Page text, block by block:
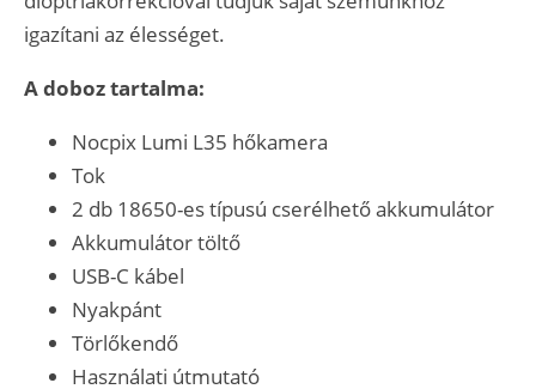
igazítani az élességet.
A doboz tartalma:
Nocpix Lumi L35 hőkamera
Tok
2 db 18650-es típusú cserélhető akkumulátor
Akkumulátor töltő
USB-C kábel
Nyakpánt
Törlőkendő
Használati útmutató